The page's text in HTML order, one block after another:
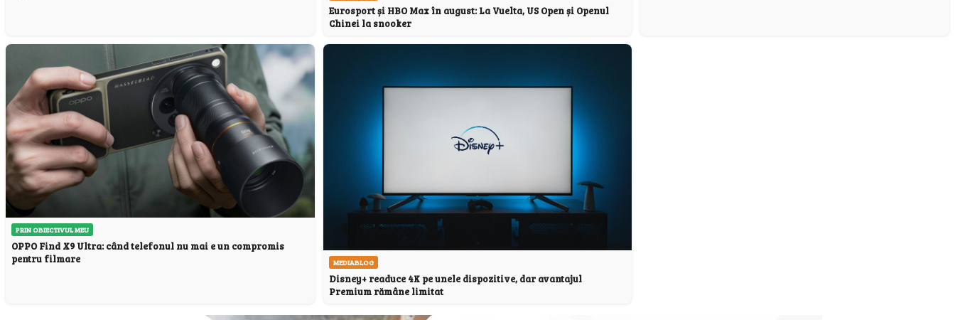
Eurosport și HBO Max în august: La Vuelta, US Open și Openul
Chinei la snooker
PRIN OBIECTIVUL MEU
OPPO Find X9 Ultra: când telefonul nu mai e un compromis
pentru filmare
MEDIABLOG
Disney+ readuce 4K pe unele dispozitive, dar avantajul
Premium rămâne limitat